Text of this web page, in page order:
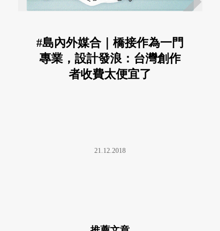
#島內外媒合｜橋接作為一門
專業，設計發浪：台灣創作
者收費太便宜了
21.12.2018